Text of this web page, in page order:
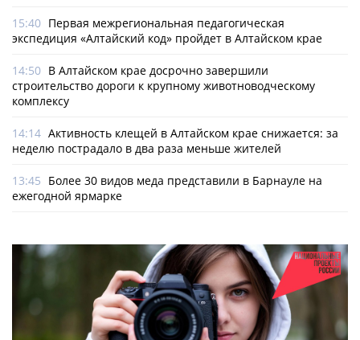
15:40 Первая межрегиональная педагогическая
экспедиция «Алтайский код» пройдет в Алтайском крае
14:50 В Алтайском крае досрочно завершили
строительство дороги к крупному животноводческому
комплексу
14:14 Активность клещей в Алтайском крае снижается: за
неделю пострадало в два раза меньше жителей
13:45 Более 30 видов меда представили в Барнауле на
ежегодной ярмарке